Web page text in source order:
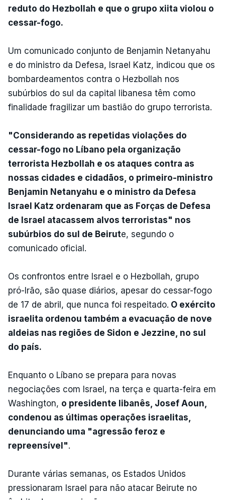
reduto do Hezbollah e que o grupo xiita violou o
cessar-fogo.
Um comunicado conjunto de Benjamin Netanyahu
e do ministro da Defesa, Israel Katz, indicou que os
bombardeamentos contra o Hezbollah nos
subúrbios do sul da capital libanesa têm como
finalidade fragilizar um bastião do grupo terrorista.
"Considerando as repetidas violações do
cessar-fogo no Líbano pela organização
terrorista Hezbollah e os ataques contra as
nossas cidades e cidadãos, o primeiro-ministro
Benjamin Netanyahu e o ministro da Defesa
Israel Katz ordenaram que as Forças de Defesa
de Israel atacassem alvos terroristas" nos
subúrbios do sul de Beirute, segundo o
comunicado oficial.
Os confrontos entre Israel e o Hezbollah, grupo
pró-Irão, são quase diários, apesar do cessar-fogo
de 17 de abril, que nunca foi respeitado. O exército
israelita ordenou também a evacuação de nove
aldeias nas regiões de Sidon e Jezzine, no sul
do país.
Enquanto o Líbano se prepara para novas
negociações com Israel, na terça e quarta-feira em
Washington, o presidente libanês, Josef Aoun,
condenou as últimas operações israelitas,
denunciando uma "agressão feroz e
repreensível".
Durante várias semanas, os Estados Unidos
pressionaram Israel para não atacar Beirute no